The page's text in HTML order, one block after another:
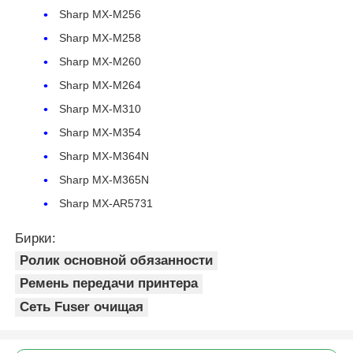
Главная страница
Продукция
О Компании
Sharp MX-M256
Sharp MX-M258
Sharp MX-M260
Sharp MX-M264
Sharp MX-M310
Sharp MX-M354
Sharp MX-M364N
Sharp MX-M365N
Sharp MX-AR5731
Бирки:
Ролик основной обязанности
Ремень передачи принтера
Сеть Fuser очищая